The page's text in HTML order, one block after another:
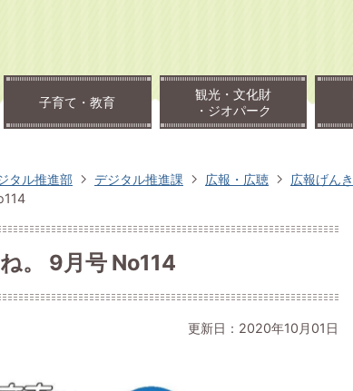
子育て・教育
観光・文化財
・ジオパーク
タル推進部 デジタル推進課 広報・広聴 広報げんき
。 9月号 No114
更新日：2020年10月01日